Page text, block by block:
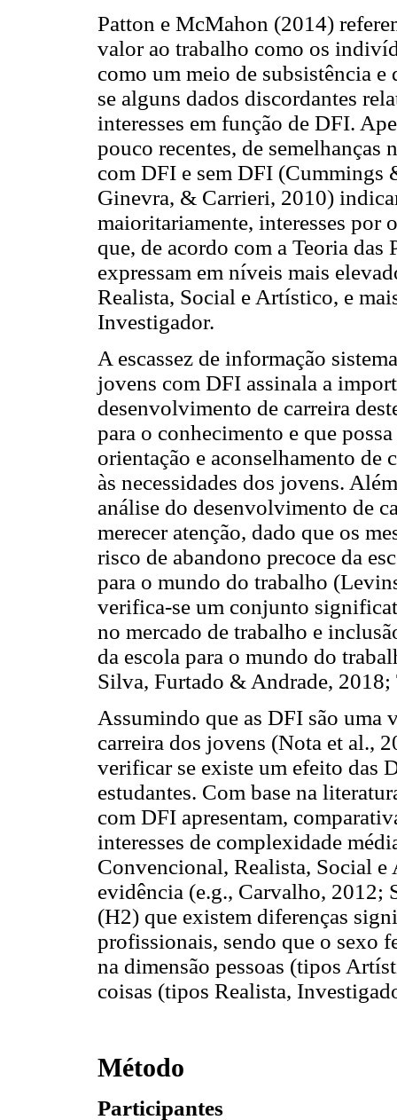
Patton e McMahon (2014)
valor ao trabalho como os
como um meio de subsistência
se alguns dados discordantes
interesses em função de DFI.
pouco recentes, de
com DFI e sem DFI (Cummings
Ginevra, & Carrieri, 2010)
maioritariamente, interesses por
que, de acordo com a Teoria
expressam em níveis mais
Realista, Social e Artístico, e
Investigador.
A escassez de informação
jovens com DFI assinala a
desenvolvimento de carreira
para o conhecimento e que
orientação e aconselhamento de
às necessidades dos jovens.
análise do desenvolvimento de
merecer atenção, dado que os
risco de abandono precoce da
para o mundo do trabalho
verifica-se um conjunto
no mercado de trabalho e
da escola para o mundo do
Silva, Furtado & Andrade,
Assumindo que as DFI são uma
carreira dos jovens (Nota et al.,
verificar se existe um efeito das
estudantes. Com base na
com DFI apresentam,
interesses de complexidade
Convencional, Realista, Social
evidência (e.g., Carvalho, 2012;
(H2) que existem diferenças
profissionais, sendo que o sexo
na dimensão pessoas (tipos
coisas (tipos Realista,
Método
Participantes